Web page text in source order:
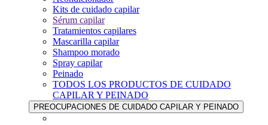
Kits de cuidado capilar
Sérum capilar
Tratamientos capilares
Mascarilla capilar
Shampoo morado
Spray capilar
Peinado
TODOS LOS PRODUCTOS DE CUIDADO
CAPILAR Y PEINADO
PREOCUPACIONES DE CUIDADO CAPILAR Y PEINADO